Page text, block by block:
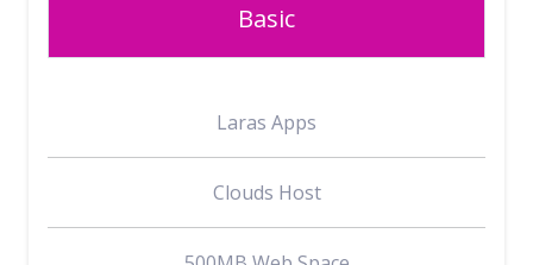
Basic
Laras Apps
Clouds Host